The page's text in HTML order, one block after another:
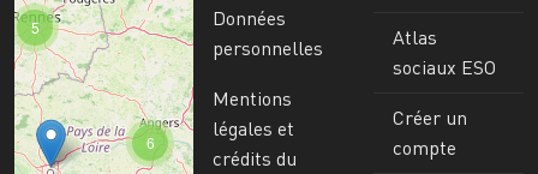
6
5
Données
personnelles
Mentions
légales et
crédits du
Atlas
sociaux ESO
Créer un
compte